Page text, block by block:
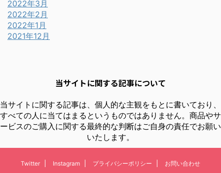
2022年3月
2022年2月
2022年1月
2021年12月
当サイトに関する記事について
当サイトに関する記事は、個人的な主観をもとに書いており、
すべての人に当てはまるというものではありません。商品やサ
ービスのご購入に関する最終的な判断はご自身の責任でお願い
いたします。
Twitter Instagram プライバシーポリシー お問い合わせ